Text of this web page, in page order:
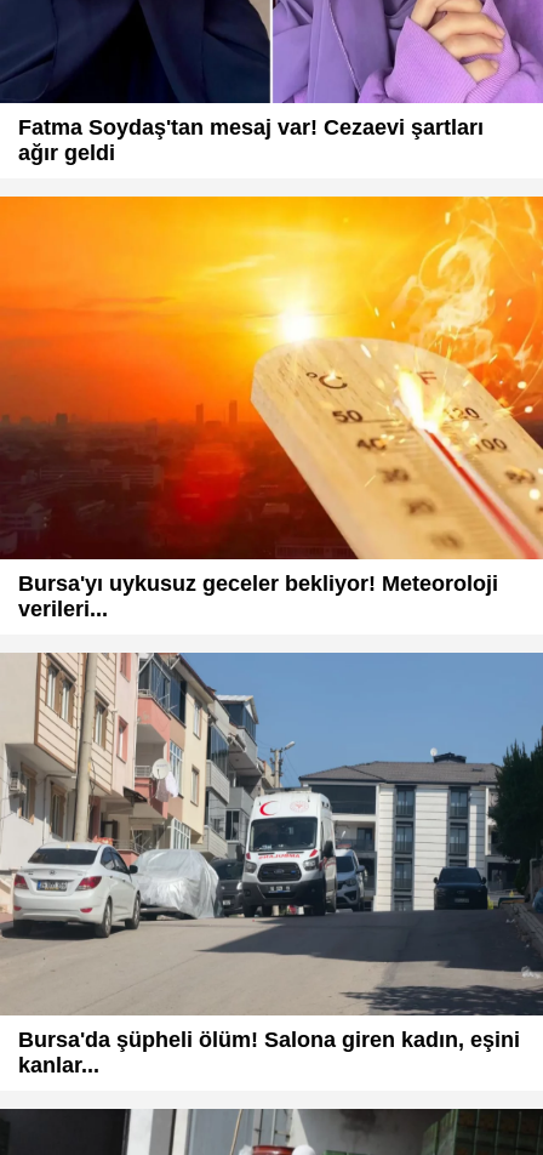
Fatma Soydaş'tan mesaj var! Cezaevi şartları
ağır geldi
Bursa'yı uykusuz geceler bekliyor! Meteoroloji
verileri...
Bursa'da şüpheli ölüm! Salona giren kadın, eşini
kanlar...